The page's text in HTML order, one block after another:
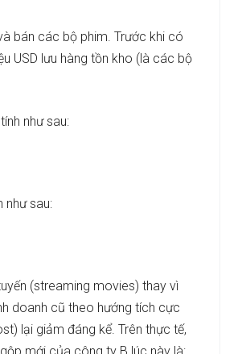
bán các bộ phim. Trước khi có
USD lưu hàng tồn kho (là các bộ
như sau:
như sau:
(streaming movies) thay vì
doanh cũ theo hướng tích cực
lại giảm đáng kể. Trên thực tế,